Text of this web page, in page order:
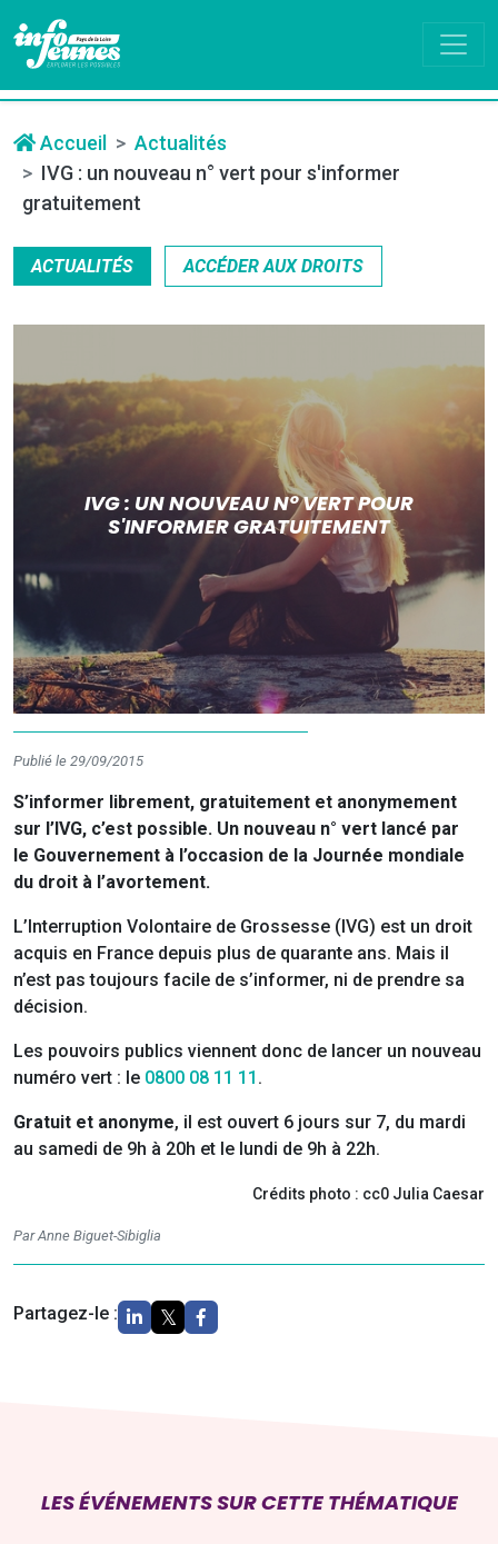
Accueil
Actualités
IVG : un nouveau n° vert pour s'informer
gratuitement
ACTUALITÉS ACCÉDER AUX DROITS
IVG : UN NOUVEAU N° VERT POUR
S'INFORMER GRATUITEMENT
Publié le 29/09/2015
S’informer librement, gratuitement et anonymement
sur l’IVG, c’est possible. Un nouveau n° vert lancé par
le Gouvernement à l’occasion de la Journée mondiale
du droit à l’avortement.
L’Interruption Volontaire de Grossesse (IVG) est un droit
acquis en France depuis plus de quarante ans. Mais il
n’est pas toujours facile de s’informer, ni de prendre sa
décision.
Les pouvoirs publics viennent donc de lancer un nouveau
numéro vert : le 0800 08 11 11 .
Gratuit et anonyme, il est ouvert 6 jours sur 7, du mardi
au samedi de 9h à 20h et le lundi de 9h à 22h.
Crédits photo : cc0 Julia Caesar
Par Anne Biguet-Sibiglia
Partagez-le :
LES ÉVÉNEMENTS SUR CETTE THÉMATIQUE